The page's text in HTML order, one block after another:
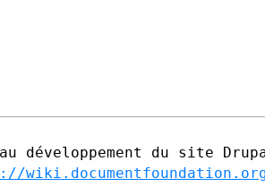
développement du site